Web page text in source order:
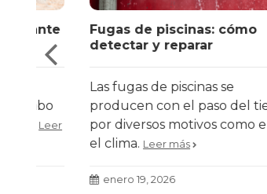
Fugas de piscinas: cómo
detectar y reparar
Las fugas de piscinas se
producen con el paso del tiempo
por diversos motivos como el uso o
el clima. Leer más
enero 19, 2026